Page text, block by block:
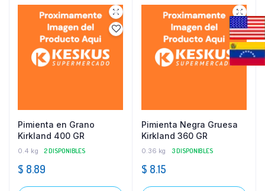
Pimienta en Grano
Kirkland 400 GR
0.4 kg 2 DISPONIBLES
$ 8.89
Pimienta Negra Gruesa
Kirkland 360 GR
0.36 kg 3 DISPONIBLES
$ 8.15